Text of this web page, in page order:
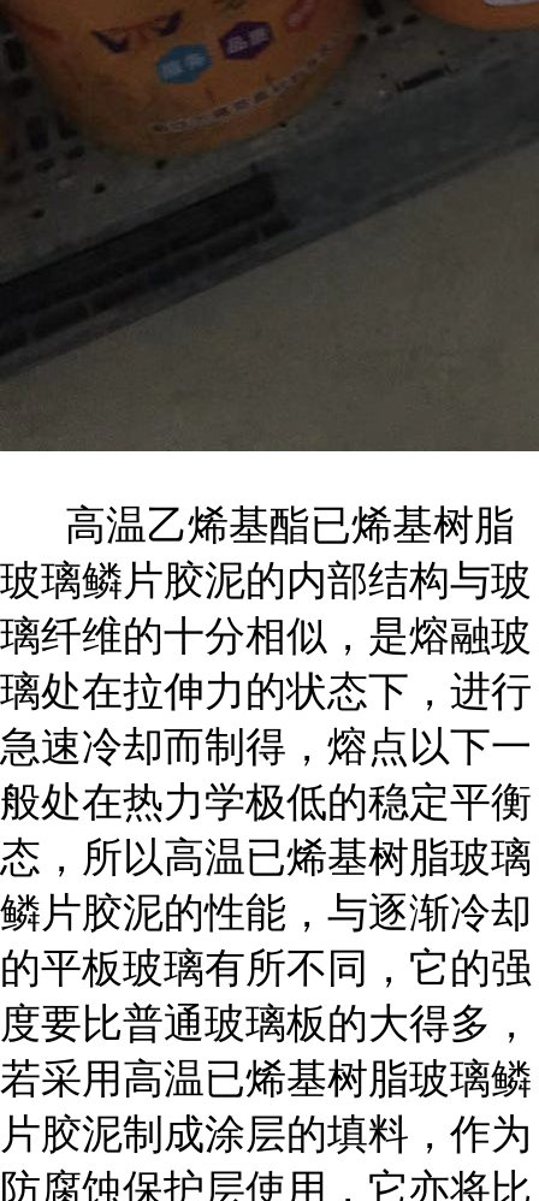
高温乙烯基酯已烯基树脂
玻璃鳞片胶泥的内部结构与玻
璃纤维的十分相似，是熔融玻
璃处在拉伸力的状态下，进行
急速冷却而制得，熔点以下一
般处在热力学极低的稳定平衡
态，所以高温已烯基树脂玻璃
鳞片胶泥的性能，与逐渐冷却
的平板玻璃有所不同，它的强
度要比普通玻璃板的大得多，
若采用高温已烯基树脂玻璃鳞
片胶泥制成涂层的填料，作为
防腐蚀保护层使用，它亦将比